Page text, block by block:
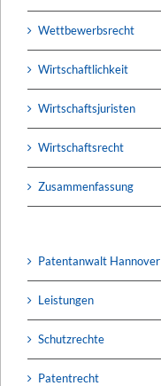
Wettbewerbsrecht
Wirtschaftlichkeit
Wirtschaftsjuristen
Wirtschaftsrecht
Zusammenfassung
Patentanwalt Hannover
Leistungen
Schutzrechte
Patentrecht